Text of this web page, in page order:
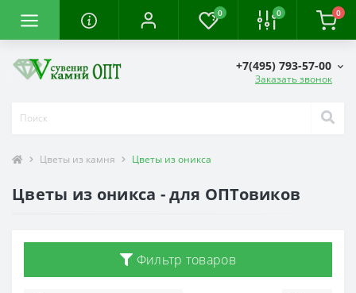
0 0 0
+7(495) 793-57-00
Заказать звонок
Цветы из камня Цветы из оникса
Цветы из оникса - для ОПТовиков
Фильтр товаров